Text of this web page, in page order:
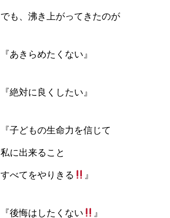
でも、沸き上がってきたのが
『あきらめたくない』
『絶対に良くしたい』
『子どもの生命力を信じて
私に出来ること
すべてをやりきる 』
『後悔はしたくない 』